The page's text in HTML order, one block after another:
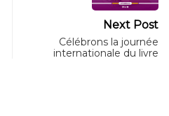
Next Post
Célébrons la journée
internationale du livre